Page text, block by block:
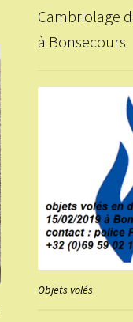
Cambriolage
à Bonsecours
Objets volés